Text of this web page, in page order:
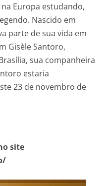
Europa estudando,
Nascido em
parte de sua vida em
Gisèle Santoro,
sua companheira
estaria
23 de novembro de
site